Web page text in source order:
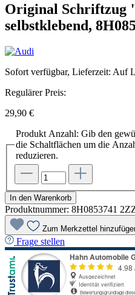
Original Schriftzug
selbstklebend,
Sofort verfügbar, Lieferzeit: Auf
Regulärer Preis:
29,90 €
Produkt Anzahl: Gib den
die Schaltflächen um die
reduzieren.
In den Warenkorb
Produktnummer: 8H0853741
Zum Merkzettel
Frage stellen